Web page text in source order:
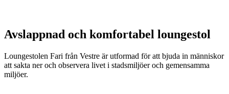
Avslappnad och komfortabel loungestol
Loungestolen Fari från Vestre är utformad för att bjuda in människor
att sakta ner och observera livet i stadsmiljöer och gemensamma
miljöer.